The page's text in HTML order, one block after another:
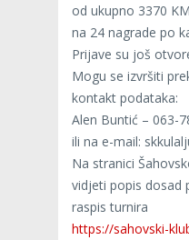
od ukupno 3370
na 24 nagrade po
Prijave su još
Mogu se izvršiti
kontakt podataka:
Alen Buntić – 063-
ili na e-mail:
Na stranici
vidjeti popis dosad
raspis turnira
https://sahovski-